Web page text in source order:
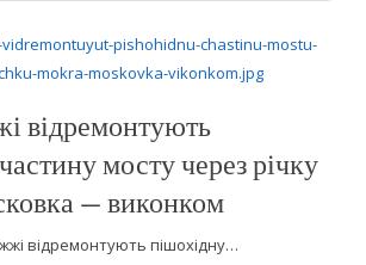
відремонтують
мосту через річку
— виконком
відремонтують пішохідну…